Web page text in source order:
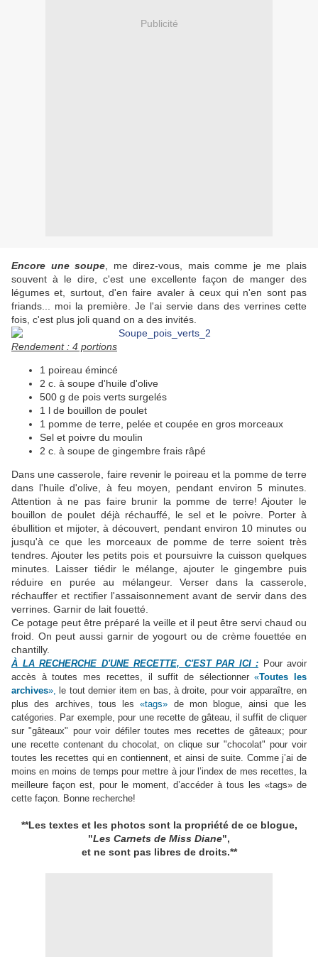
Publicité
Encore une soupe , me direz-vous, mais comme je me plais
souvent à le dire, c'est une excellente façon de manger des
légumes et, surtout, d'en faire avaler à ceux qui n'en sont pas
friands... moi la première. Je l'ai servie dans des verrines cette
fois, c'est plus joli quand on a des invités.
Rendement : 4 portions
1 poireau émincé
2 c. à soupe d'huile d'olive
500 g de pois verts surgelés
1 l de bouillon de poulet
1 pomme de terre, pelée et coupée en gros morceaux
Sel et poivre du moulin
2 c. à soupe de gingembre frais râpé
Dans une casserole, faire revenir le poireau et la pomme de terre
dans l'huile d'olive, à feu moyen, pendant environ 5 minutes.
Attention à ne pas faire brunir la pomme de terre! Ajouter le
bouillon de poulet déjà réchauffé, le sel et le poivre. Porter à
ébullition et mijoter, à découvert, pendant environ 10 minutes ou
jusqu'à ce que les morceaux de pomme de terre soient très
tendres. Ajouter les petits pois et poursuivre la cuisson quelques
minutes. Laisser tiédir le mélange, ajouter le gingembre puis
réduire en purée au mélangeur. Verser dans la casserole,
réchauffer et rectifier l'assaisonnement avant de servir dans des
verrines. Garnir de lait fouetté.
Ce potage peut être préparé la veille et il peut être servi chaud ou
froid. On peut aussi garnir de yogourt ou de crème fouettée en
chantilly.
À LA RECHERCHE D'UNE RECETTE, C'EST PAR ICI : Pour avoir
accès à toutes mes recettes, il suffit de sélectionner«Toutes les
archives», le tout dernier item en bas, à droite, pour voir apparaître, en
plus des archives, tous les«tags» de mon blogue, ainsi que les
catégories. Par exemple, pour une recette de gâteau, il suffit de cliquer
sur "gâteaux" pour voir défiler toutes mes recettes de gâteaux; pour
une recette contenant du chocolat, on clique sur "chocolat" pour voir
toutes les recettes qui en contiennent, et ainsi de suite. Comme j’ai de
moins en moins de temps pour mettre à jour l’index de mes recettes, la
meilleure façon est, pour le moment, d’accéder à tous les «tags» de
cette façon. Bonne recherche!
**Les textes et les photos sont la propriété de ce blogue,
"Les Carnets de Miss Diane",
et ne sont pas libres de droits.**